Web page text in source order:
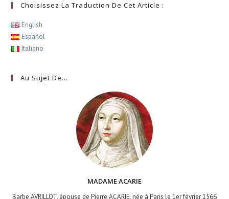
Choisissez La Traduction De Cet Article :
English
Español
Italiano
Au Sujet De…
MADAME ACARIE
Barbe AVRILLOT, épouse de Pierre ACARIE, née à Paris le 1er février 1566